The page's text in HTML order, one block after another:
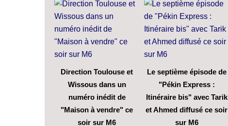
Direction Toulouse et
Wissous dans un
numéro inédit de
"Maison à vendre" ce
soir sur M6
Le septième épisode de
"Pékin Express :
Itinéraire bis" avec Tarik
et Ahmed diffusé ce soir
sur M6